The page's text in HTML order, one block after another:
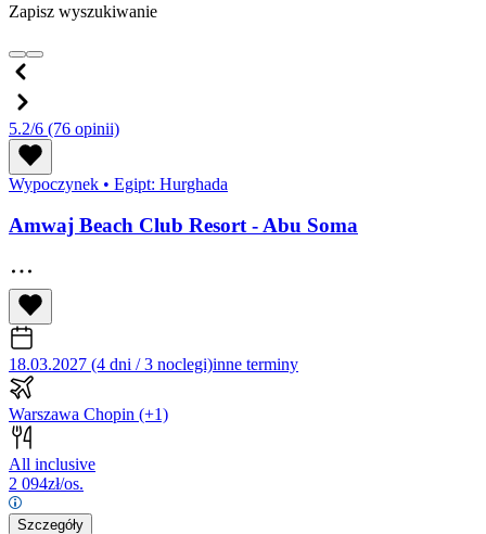
Zapisz wyszukiwanie
5.2/6 (76 opinii)
Wypoczynek • Egipt: Hurghada
Amwaj Beach Club Resort - Abu Soma
18.03.2027 (4 dni / 3 noclegi)inne terminy
Warszawa Chopin (+1)
All inclusive
2 094zł/os.
Szczegóły